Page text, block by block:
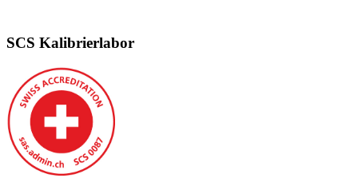
SCS Kalibrierlabor